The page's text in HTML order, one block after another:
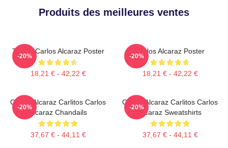
Produits des meilleures ventes
Tennis Carlos Alcaraz Poster
18,21 € - 42,22 €
-20%
Carlos Alcaraz Poster
18,21 € - 42,22 €
-20%
Carlos Alcaraz Carlitos Carlos
Alcaraz Chandails
37,67 € - 44,11 €
-20%
Carlos Alcaraz Carlitos Carlos
Alcaraz Sweatshirts
37,67 € - 44,11 €
-20%